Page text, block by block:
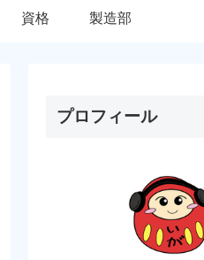
資格 製造部
プロフィール